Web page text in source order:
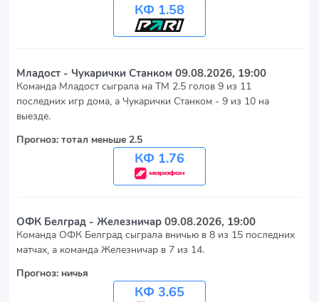
КФ 1.58
Младост - Чукарички Станком 09.08.2026, 19:00
Команда Младост сыграла на ТМ 2.5 голов 9 из 11
последних игр дома, а Чукарички Станком - 9 из 10 на
выезде.
Прогноз: тотал меньше 2.5
КФ 1.76
ОФК Белград - Железничар 09.08.2026, 19:00
Команда ОФК Белград сыграла вничью в 8 из 15 последних
матчах, а команда Железничар в 7 из 14.
Прогноз: ничья
КФ 3.65